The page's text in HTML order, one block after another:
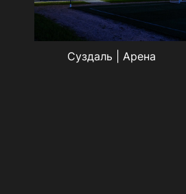
Суздаль | Арена